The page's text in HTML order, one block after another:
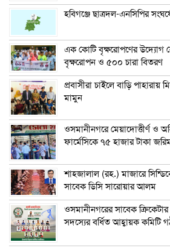
হবিগঞ্জে ছাত্রদল-এনসিপির
এক কোটি বৃক্ষরোপণের উদ্যোগ
বৃক্ষরোপন ও ৫০০ চারা বিতরণ
প্রবাসীরা চাইলে বাড়ি
মামুন
ওসমানীনগরে মেয়াদোত্তীর্ণ ও
ফার্মেসিকে ৭৫ হাজার টাকা
শাহজালাল (রহ.) মাজারে
সাবেক ডিসি সারোয়ার আলম
ওসমানীনগরের সাবেক
সদস্যের বর্ধিত আহ্বায়ক কমিটি